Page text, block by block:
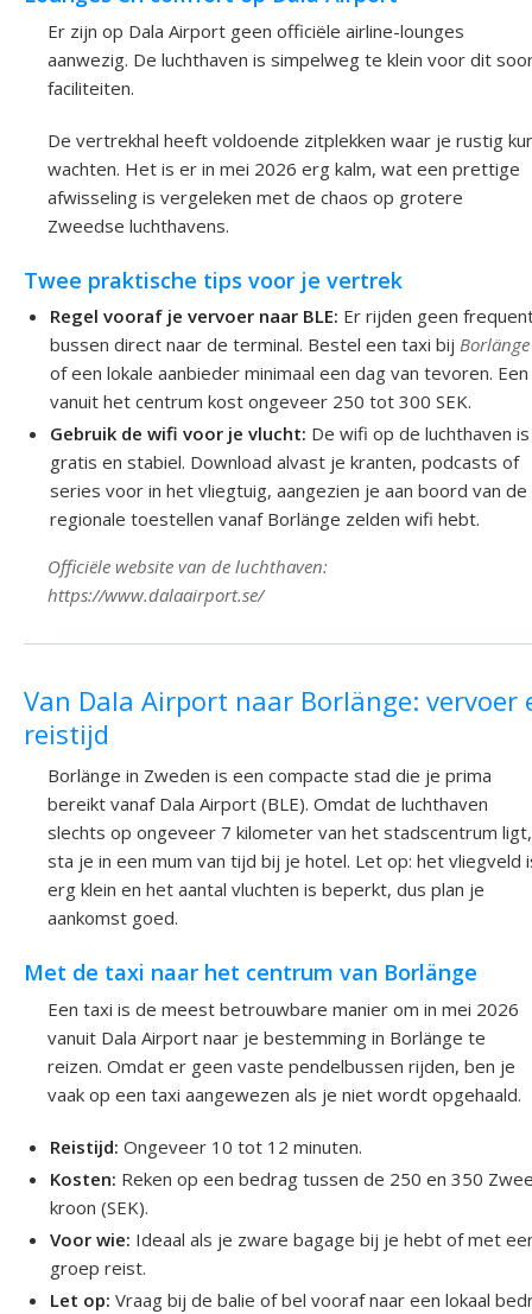
Er zijn op Dala Airport geen officiële airline-lounges
aanwezig. De luchthaven is simpelweg te klein voor dit
faciliteiten.
De vertrekhal heeft voldoende zitplekken waar je rustig
wachten. Het is er in mei 2026 erg kalm, wat een prettige
afwisseling is vergeleken met de chaos op grotere
Zweedse luchthavens.
Twee praktische tips voor je vertrek
Regel vooraf je vervoer naar BLE: Er rijden geen
bussen direct naar de terminal. Bestel een taxi bij
of een lokale aanbieder minimaal een dag van tevoren.
vanuit het centrum kost ongeveer 250 tot 300 SEK.
Gebruik de wifi voor je vlucht: De wifi op de luchthaven is
gratis en stabiel. Download alvast je kranten, podcasts of
series voor in het vliegtuig, aangezien je aan boord van de
regionale toestellen vanaf Borlänge zelden wifi hebt.
Officiële website van de luchthaven:
https://www.dalaairport.se/
Van Dala Airport naar Borlänge: vervoer
reistijd
Borlänge in Zweden is een compacte stad die je prima
bereikt vanaf Dala Airport (BLE). Omdat de luchthaven
slechts op ongeveer 7 kilometer van het stadscentrum ligt,
sta je in een mum van tijd bij je hotel. Let op: het vliegveld
erg klein en het aantal vluchten is beperkt, dus plan je
aankomst goed.
Met de taxi naar het centrum van Borlänge
Een taxi is de meest betrouwbare manier om in mei 2026
vanuit Dala Airport naar je bestemming in Borlänge te
reizen. Omdat er geen vaste pendelbussen rijden, ben je
vaak op een taxi aangewezen als je niet wordt opgehaald.
Reistijd: Ongeveer 10 tot 12 minuten.
Kosten: Reken op een bedrag tussen de 250 en 350
kroon (SEK).
Voor wie: Ideaal als je zware bagage bij je hebt of met
groep reist.
Let op: Vraag bij de balie of bel vooraf naar een lokaal